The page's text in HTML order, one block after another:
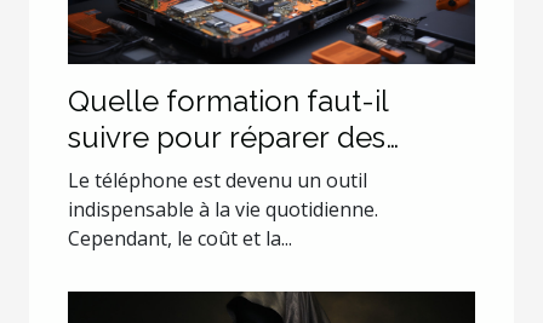
Quelle formation faut-il
suivre pour réparer des
smartphones ?
Le téléphone est devenu un outil
indispensable à la vie quotidienne.
Cependant, le coût et la...